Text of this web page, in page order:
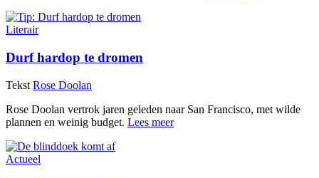
Literair
Durf hardop te dromen
Tekst Rose Doolan
Rose Doolan vertrok jaren geleden naar San Francisco, met wilde
plannen en weinig budget. Lees meer
Actueel